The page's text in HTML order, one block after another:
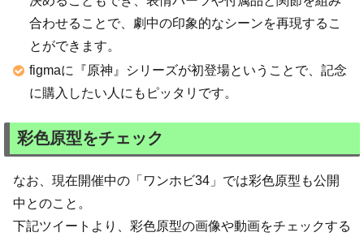
合わせることで、劇中の印象的なシーンを再現するこ
とができます。
figmaに『原神』シリーズが初登場ということで、記念
に購入したい人にもピッタリです。
彩色原型をチェック
なお、現在開催中の「ワンホビ34」では彩色原型も公開
中とのこと。
下記ツイートより、彩色原型の画像や動画をチェックする